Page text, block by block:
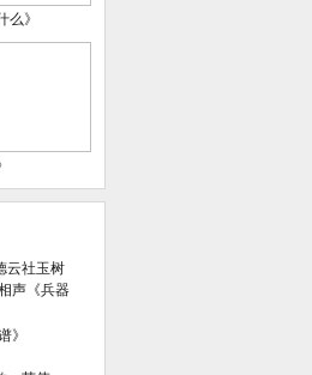
么》
》